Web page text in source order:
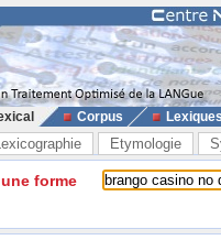
Corpus
Etymologie
forme